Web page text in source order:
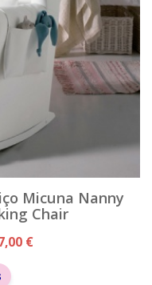
Micuna Nanny
Chair
€